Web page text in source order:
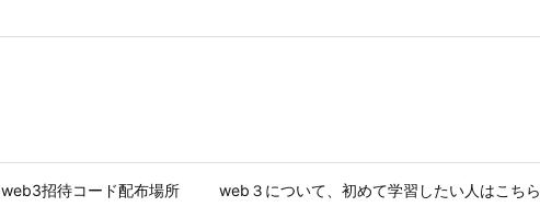
web3招待コード配布場所 web３について、初めて学習したい人はこちら